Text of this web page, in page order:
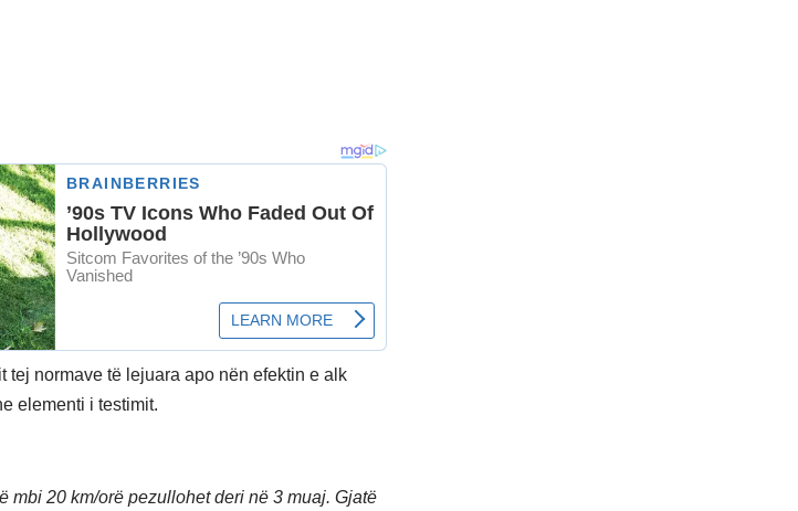
tej normave të lejuara apo nën efektin e alk
elementi i testimit.
mbi 20 km/orë pezullohet deri në 3 muaj. Gjatë